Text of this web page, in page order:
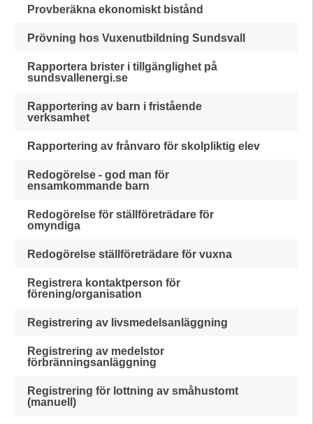
Provberäkna ekonomiskt bistånd
Prövning hos Vuxenutbildning Sundsvall
Rapportera brister i tillgänglighet på
sundsvallenergi.se
Rapportering av barn i fristående
verksamhet
Rapportering av frånvaro för skolpliktig elev
Redogörelse - god man för
ensamkommande barn
Redogörelse för ställföreträdare för
omyndiga
Redogörelse ställföreträdare för vuxna
Registrera kontaktperson för
förening/organisation
Registrering av livsmedelsanläggning
Registrering av medelstor
förbränningsanläggning
Registrering för lottning av småhustomt
(manuell)